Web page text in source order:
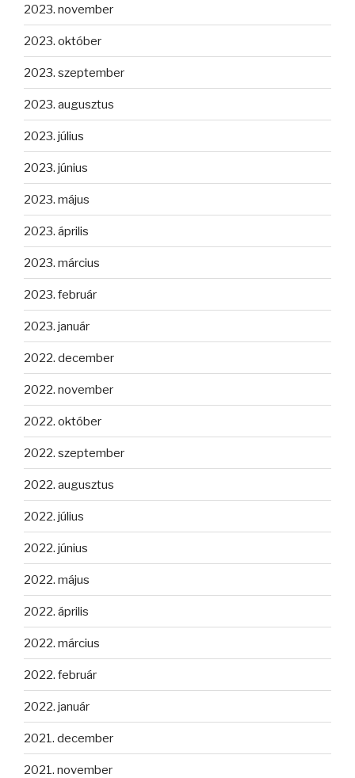
2023. november
2023. október
2023. szeptember
2023. augusztus
2023. július
2023. június
2023. május
2023. április
2023. március
2023. február
2023. január
2022. december
2022. november
2022. október
2022. szeptember
2022. augusztus
2022. július
2022. június
2022. május
2022. április
2022. március
2022. február
2022. január
2021. december
2021. november